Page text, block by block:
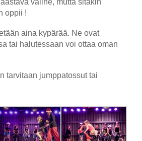
väline, mutta sitäkin
oppii !
aina kypärää. Ne ovat
tai halutessaan voi ottaa oman
tarvitaan jumppatossut tai